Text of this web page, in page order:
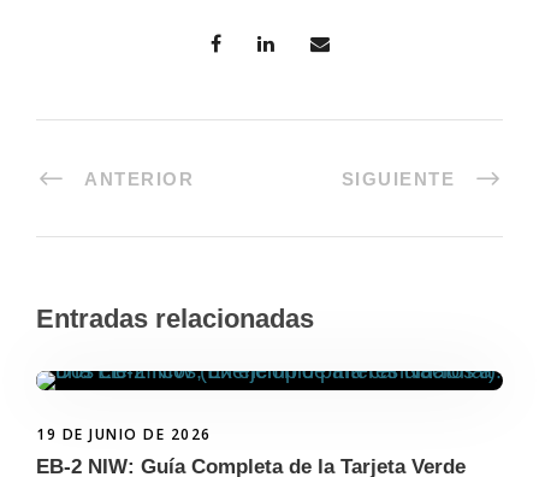
ANTERIOR SIGUIENTE
Entradas relacionadas
19 DE JUNIO DE 2026
EB-2 NIW: Guía Completa de la Tarjeta Verde